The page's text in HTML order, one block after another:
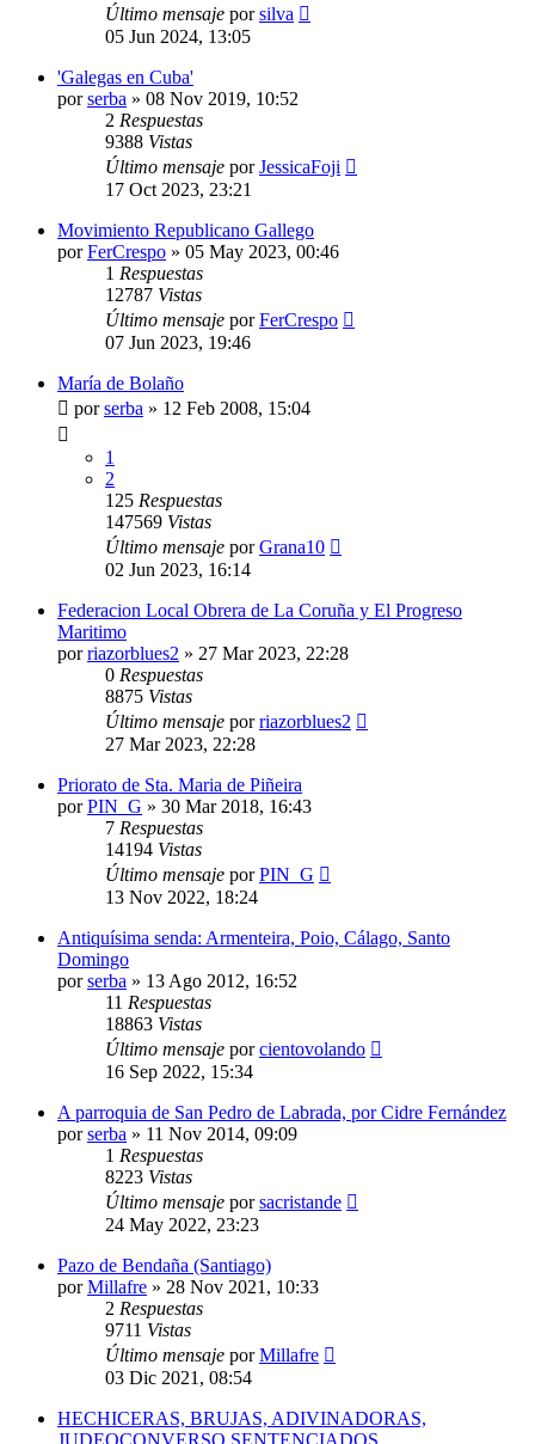
Último mensaje porsilva
05 Jun 2024, 13:05
'Galegas en Cuba'
porserba » 08 Nov 2019, 10:52
2 Respuestas
9388 Vistas
Último mensaje porJessicaFoji
17 Oct 2023, 23:21
Movimiento Republicano Gallego
porFerCrespo » 05 May 2023, 00:46
1 Respuestas
12787 Vistas
Último mensaje porFerCrespo
07 Jun 2023, 19:46
María de Bolaño
porserba » 12 Feb 2008, 15:04
1
2
125 Respuestas
147569 Vistas
Último mensaje porGrana10
02 Jun 2023, 16:14
Federacion Local Obrera de La Coruña y El Progreso
Maritimo
porriazorblues2 » 27 Mar 2023, 22:28
0 Respuestas
8875 Vistas
Último mensaje porriazorblues2
27 Mar 2023, 22:28
Priorato de Sta. Maria de Piñeira
porPIN_G » 30 Mar 2018, 16:43
7 Respuestas
14194 Vistas
Último mensaje porPIN_G
13 Nov 2022, 18:24
Antiquísima senda: Armenteira, Poio, Cálago, Santo
Domingo
porserba » 13 Ago 2012, 16:52
11 Respuestas
18863 Vistas
Último mensaje porcientovolando
16 Sep 2022, 15:34
A parroquia de San Pedro de Labrada, por Cidre Fernández
porserba » 11 Nov 2014, 09:09
1 Respuestas
8223 Vistas
Último mensaje porsacristande
24 May 2022, 23:23
Pazo de Bendaña (Santiago)
porMillafre » 28 Nov 2021, 10:33
2 Respuestas
9711 Vistas
Último mensaje porMillafre
03 Dic 2021, 08:54
HECHICERAS, BRUJAS, ADIVINADORAS,
JUDEOCONVERSO SENTENCIADOS